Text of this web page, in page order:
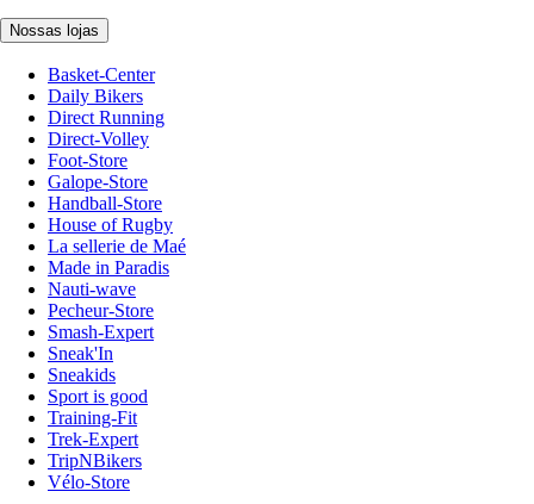
Nossas lojas
Basket-Center
Daily Bikers
Direct Running
Direct-Volley
Foot-Store
Galope-Store
Handball-Store
House of Rugby
La sellerie de Maé
Made in Paradis
Nauti-wave
Pecheur-Store
Smash-Expert
Sneak'In
Sneakids
Sport is good
Training-Fit
Trek-Expert
TripNBikers
Vélo-Store